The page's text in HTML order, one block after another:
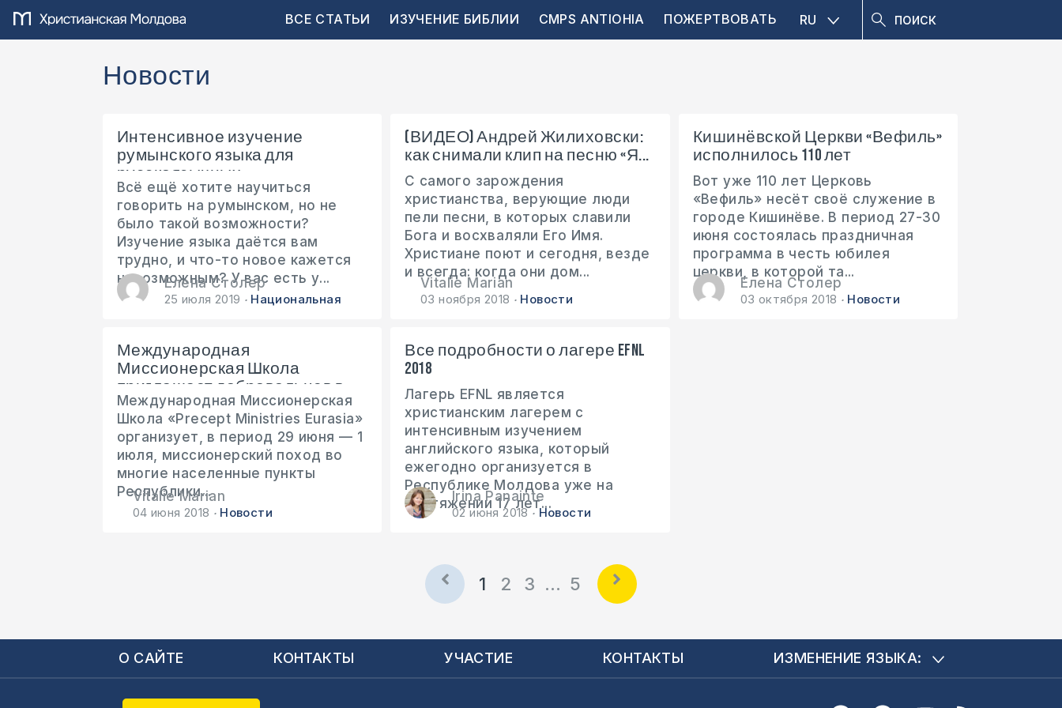
ВСЕ СТАТЬИ ИЗУЧЕНИЕ БИБЛИИ CMPS ANTIOHIA ПОЖЕРТВОВАТЬ RU
Новости
Интенсивное изучение
румынского языка для
русскоязычных
Всё ещё хотите научиться
говорить на румынском, но не
было такой возможности?
Изучение языка даётся вам
трудно, и что-то новое кажется
невозможным? У вас есть у...
Елена Столер
25 июля 2019 Национальная
(ВИДЕО) Андрей Жилиховски:
как снимали клип на песню «Я...
С самого зарождения
христианства, верующие люди
пели песни, в которых славили
Бога и восхваляли Его Имя.
Христиане поют и сегодня, везде
и всегда: когда они дом...
Vitalie Marian
03 ноября 2018 Новости
Кишинёвской Церкви «Вефиль»
исполнилось 110 лет
Вот уже 110 лет Церковь
«Вефиль» несёт своё служение в
городе Кишинёве. В период 27-30
июня состоялась праздничная
программа в честь юбилея
церкви, в которой та...
Елена Столер
03 октября 2018 Новости
Международная
Миссионерская Школа
приглашает добровольцев в
миссионерский поход 29...
Международная Миссионерская
Школа «Precept Ministries Eurasia»
организует, в период 29 июня — 1
июля, миссионерский поход во
многие населенные пункты
Республики...
Vitalie Marian
04 июня 2018 Новости
Все подробности о лагере EFNL
2018
Лагерь EFNL является
христианским лагерем с
интенсивным изучением
английского языка, который
ежегодно организуется в
Республике Молдова уже на
протяжении 17 лет...
Irina Panainte
02 июня 2018 Новости
1 2 3 … 5
О САЙТЕ КОНТАКТЫ УЧАСТИЕ КОНТАКТЫ ИЗМЕНЕНИЕ ЯЗЫКА: